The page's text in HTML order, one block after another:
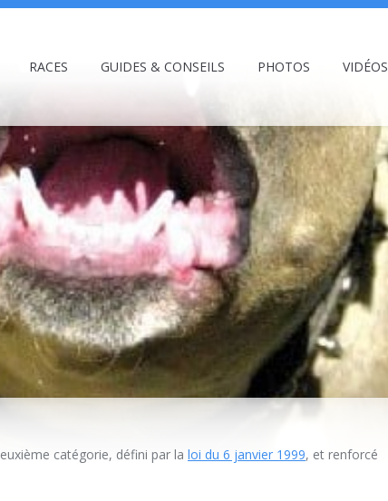
RACES GUIDES & CONSEILS PHOTOS VIDÉOS
catégorie, défini par la loi du 6 janvier 1999, et renforcé